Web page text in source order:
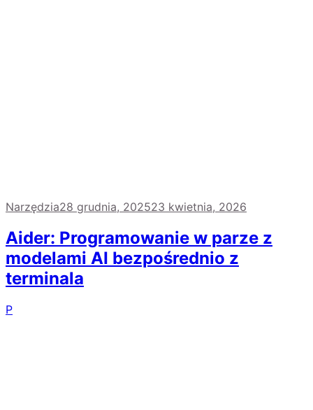
Narzędzia28 grudnia, 202523 kwietnia, 2026
Aider: Programowanie w parze z
modelami AI bezpośrednio z
terminala
P